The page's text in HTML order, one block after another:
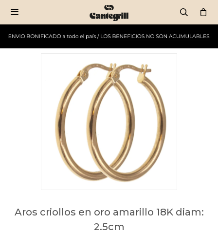

Aros criollos en oro amarillo 18K diam:
2.5cm